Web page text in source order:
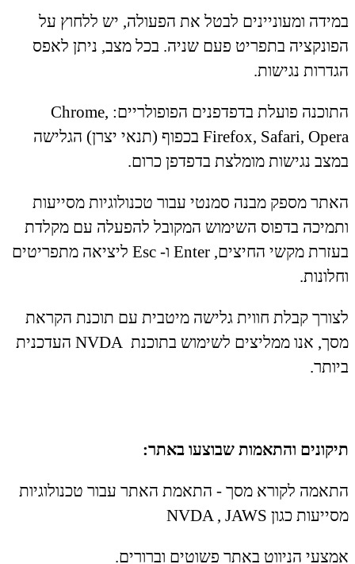
במידה ומעוניינים לבטל את הפעולה, יש ללחוץ על
הפונקציה בתפריט פעם שניה. בכל מצב, ניתן לאפס
הגדרות נגישות.
התוכנה פועלת בדפדפנים הפופולריים: Chrome,
Firefox, Safari, Opera בכפוף (תנאי יצרן) הגלישה
במצב נגישות מומלצת בדפדפן כרום.
האתר מספק מבנה סמנטי עבור טכנולוגיות מסייעות
ותמיכה בדפוס השימוש המקובל להפעלה עם מקלדת
בעזרת מקשי החיצים, Enter ו- Esc ליציאה מתפריטים
וחלונות.
לצורך קבלת חווית גלישה מיטבית עם תוכנת הקראת
מסך, אנו ממליצים לשימוש בתוכנת NVDA העדכנית
ביותר.
תיקונים והתאמות שבוצעו באתר:
התאמה לקורא מסך - התאמת האתר עבור טכנולוגיות
מסייעות כגון NVDA , JAWS
אמצעי הניווט באתר פשוטים וברורים.